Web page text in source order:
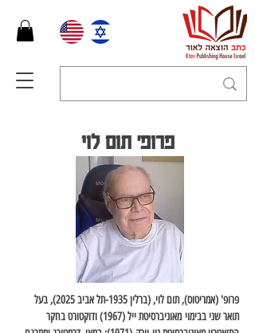
פרופ' תום לוי
פרופ' (אמריטוס), תום לוי,
(ברלין 1935-תל אביב 2025), בעל
תואר שני בבימוי מאוניברסיטת ייל (1967) ודוקטורט בחקר